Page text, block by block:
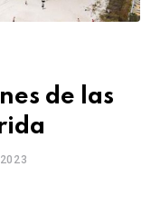
de las